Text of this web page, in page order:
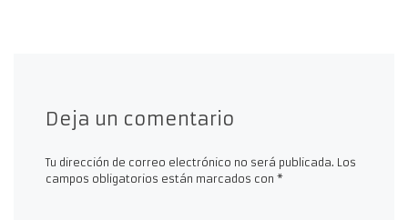
Deja un comentario
Tu dirección de correo electrónico no será publicada. Los
campos obligatorios están marcados con *